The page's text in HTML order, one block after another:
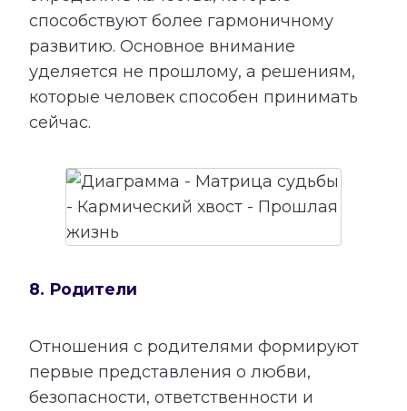
способствуют более гармоничному
развитию. Основное внимание
уделяется не прошлому, а решениям,
которые человек способен принимать
сейчас.
8. Родители
Отношения с родителями формируют
первые представления о любви,
безопасности, ответственности и